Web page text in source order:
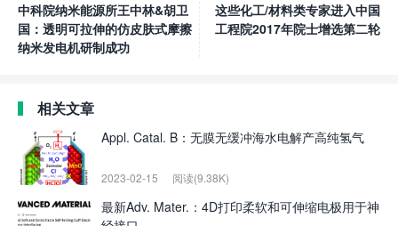
中科院纳米能源所王中林&胡卫
国：透明可拉伸的仿皮肤式摩擦
纳米发电机研制成功
这些化工/材料类专家进入中国
工程院2017年院士增选第二轮
相关文章
Appl. Catal. B：无膜无缓冲海水电解产高纯氢气
2023-02-15 阅读(9.38K)
最新Adv. Mater.：4D打印柔软和可伸缩电极用于神